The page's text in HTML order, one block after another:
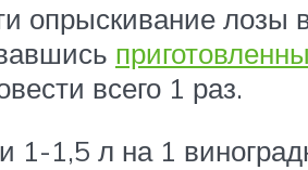
опрыскивание лозы
всего 1 раз.
1-1,5 л на 1